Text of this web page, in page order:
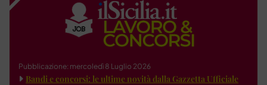
Pubblicazione: mercoledì 8 Luglio 2026
Bandi e concorsi: le ultime novità dalla Gazzetta Ufficiale